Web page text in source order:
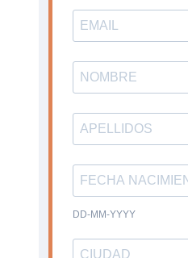
DD-MM-YYYY